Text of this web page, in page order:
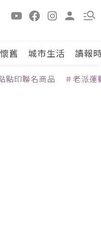
舊 城市生活 讀報
點印聯名商品 ＃老派運